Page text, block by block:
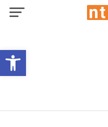
Open toolbar